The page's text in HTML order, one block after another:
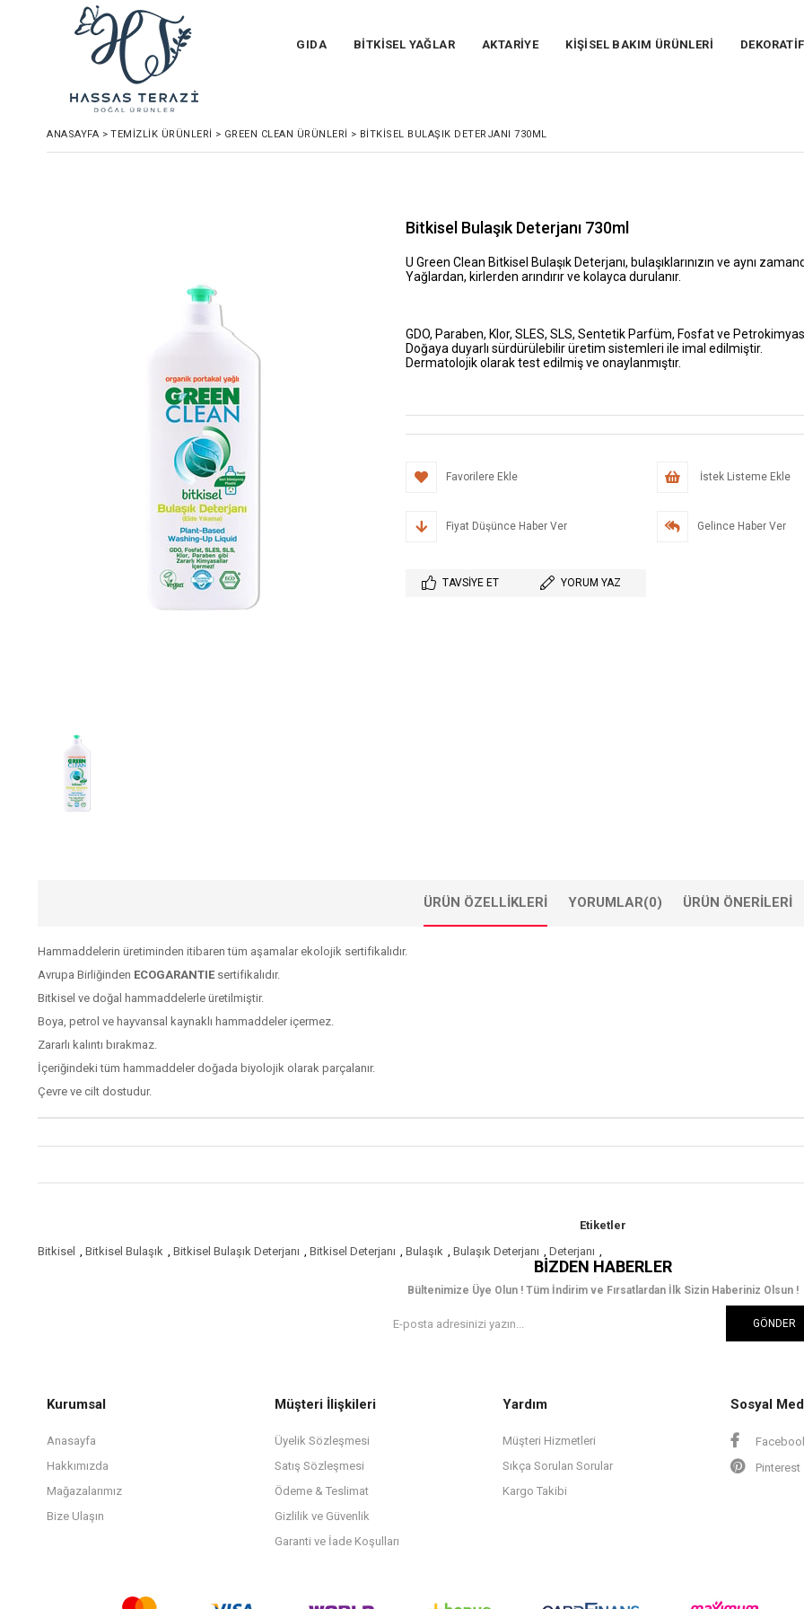
GIDA BİTKİSEL YAĞLAR AKTARİYE KİŞİSEL BAKIM ÜRÜNLERİ
ANASAYFA > TEMİZLİK ÜRÜNLERİ > GREEN CLEAN ÜRÜNLERI > BITKISEL BULAŞIK DETERJANI 730ML
Bitkisel Bulaşık Deterjanı 730ml
U Green Clean Bitkisel Bulaşık Deterjanı, bulaşıklarınızın ve aynı
Yağlardan, kirlerden arındırır ve kolayca durulanır.
GDO, Paraben, Klor, SLES, SLS, Sentetik Parfüm, Fosfat ve
Doğaya duyarlı sürdürülebilir üretim sistemleri ile imal edilmiştir.
Dermatolojik olarak test edilmiş ve onaylanmıştır.
Favorilere Ekle İstek Listeme Ekle
Fiyat Düşünce Haber Ver Gelince Haber Ver
TAVSIYE ET YORUM YAZ
ÜRÜN ÖZELLIKLERI YORUMLAR(0) ÜRÜN ÖNERILERI
Hammaddelerin üretiminden itibaren tüm aşamalar ekolojik sertifikalıdır.
Avrupa Birliğinden ECOGARANTIE sertifikalıdır.
Bitkisel ve doğal hammaddelerle üretilmiştir.
Boya, petrol ve hayvansal kaynaklı hammaddeler içermez.
Zararlı kalıntı bırakmaz.
İçeriğindeki tüm hammaddeler doğada biyolojik olarak parçalanır.
Çevre ve cilt dostudur.
Etiketler
Bitkisel , Bitkisel Bulaşık , Bitkisel Bulaşık Deterjanı , Bitkisel Deterjanı , Bulaşık , Bulaşık Deterjanı , Deterjanı ,
BIZDEN HABERLER
Bültenimize Üye Olun ! Tüm İndirim ve Fırsatlardan İlk Sizin Haberiniz Olsun !
GÖNDER
Kurumsal
Anasayfa
Hakkımızda
Mağazalarımız
Bize Ulaşın
Müşteri İlişkileri
Üyelik Sözleşmesi
Satış Sözleşmesi
Ödeme & Teslimat
Gizlilik ve Güvenlik
Garanti ve İade Koşulları
Yardım
Müşteri Hizmetleri
Sıkça Sorulan Sorular
Kargo Takibi
Sosyal
Pinterest